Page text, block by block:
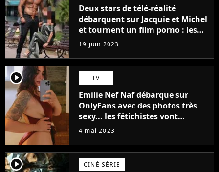
Deux stars de télé-réalité
débarquent sur Jacquie et Michel
et tournent un film porno : les
premières images du tournage
(exclu)
19 juin 2023
player2 TV
Emilie Nef Naf débarque sur
OnlyFans avec des photos très
sexy... les fétichistes vont
prendre leur pied !
4 mai 2023
player2 CINÉ SÉRIE